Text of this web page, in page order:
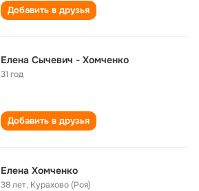
Добавить в друзья
Елена Сычевич - Хомченко
31 год
Добавить в друзья
Елена Хомченко
38 лет, Курахово (Роя)